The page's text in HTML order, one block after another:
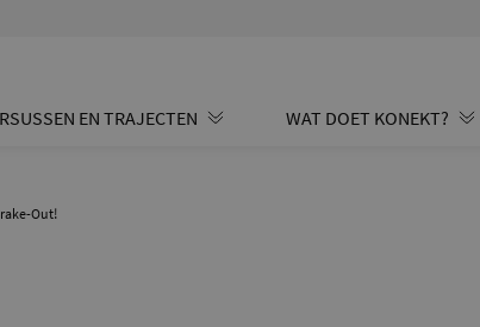
EN TRAJECTEN WAT DOET KONEKT?
Out!